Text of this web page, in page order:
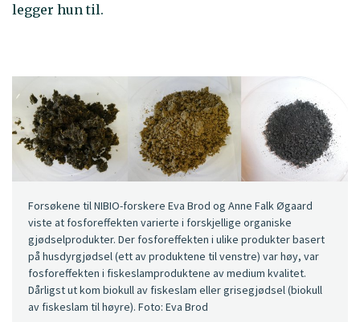
legger hun til.
Forsøkene til NIBIO-forskere Eva Brod og Anne Falk Øgaard
viste at fosforeffekten varierte i forskjellige organiske
gjødselprodukter. Der fosforeffekten i ulike produkter basert
på husdyrgjødsel (ett av produktene til venstre) var høy, var
fosforeffekten i fiskeslamproduktene av medium kvalitet.
Dårligst ut kom biokull av fiskeslam eller grisegjødsel (biokull
av fiskeslam til høyre). Foto: Eva Brod